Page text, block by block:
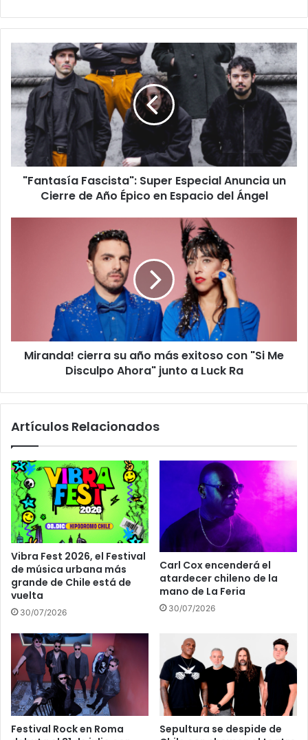
"Fantasía Fascista": Super Especial Anuncia un
Cierre de Año Épico en Espacio del Ángel
Miranda! cierra su año más exitoso con "Si Me
Disculpo Ahora" junto a Luck Ra
Artículos Relacionados
Vibra Fest 2026, el Festival
de música urbana más
grande de Chile está de
vuelta
30/07/2026
Carl Cox encenderá el
atardecer chileno de la
mano de La Feria
30/07/2026
Festival Rock en Roma
Sepultura se despide de